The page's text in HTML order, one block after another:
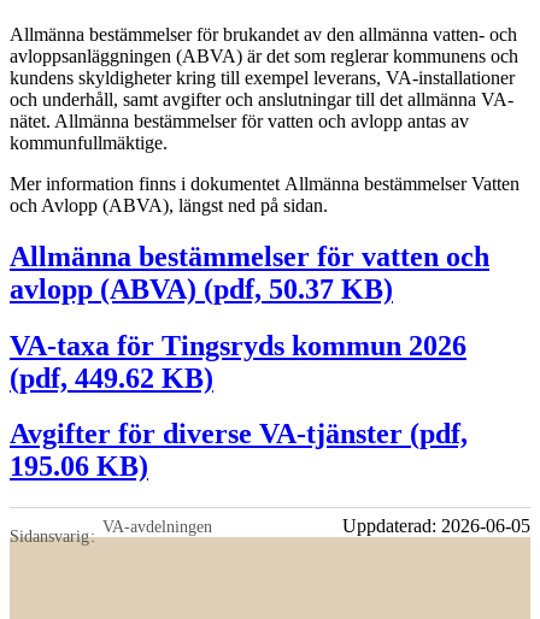
Allmänna bestämmelser för brukandet av den allmänna vatten- och
avloppsanläggningen (ABVA) är det som reglerar kommunens och
kundens skyldigheter kring till exempel leverans, VA-installationer
och underhåll, samt avgifter och anslutningar till det allmänna VA-
nätet. Allmänna bestämmelser för vatten och avlopp antas av
kommunfullmäktige.
Mer information finns i dokumentet Allmänna bestämmelser Vatten
och Avlopp (ABVA), längst ned på sidan.
Allmänna bestämmelser för vatten och
avlopp (ABVA) (pdf, 50.37 KB)
VA-taxa för Tingsryds kommun 2026
(pdf, 449.62 KB)
Avgifter för diverse VA-tjänster (pdf,
195.06 KB)
VA-avdelningen
Sidansvarig
Uppdaterad: 2026-06-05